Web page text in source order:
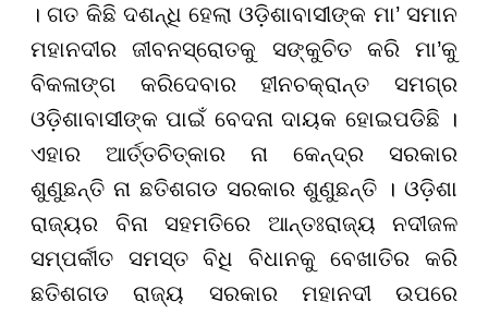
। ଗତ କିଛି ଦଶନ୍ଧି ହେଲା ଓଡ଼ିଶାବାସୀଙ୍କ ମା’ସମାନ
ମହାନଦୀର ଜୀବନସ୍ରୋତକୁ ସଙ୍କୁଚିତ କରି ମା’କୁ
ବିକଳାଙ୍ଗ କରିଦେବାର ହୀନଚକ୍ରାନ୍ତ ସମଗ୍ର
ଓଡ଼ିଶାବାସୀଙ୍କ ପାଇଁ ବେଦନା ଦାୟକ ହୋଇପଡିଛି ।
ଏହାର ଆର୍ତ୍ତଚିତ୍କାର ନା କେନ୍ଦ୍ର ସରକାର
ଶୁଣୁଛନ୍ତି ନା ଛତିଶଗଡ ସରକାର ଶୁଣୁଛନ୍ତି । ଓଡ଼ିଶା
ରାଜ୍ୟର ବିନା ସହମତିରେ ଆନ୍ତଃରାଜ୍ୟ ନଦୀଜଳ
ସମ୍ପର୍କୀତ ସମସ୍ତ ବିଧି ବିଧାନକୁ ବେଖାତିର କରି
ଛତିଶଗଡ ରାଜ୍ୟ ସରକାର ମହାନଦୀ ଉପରେ